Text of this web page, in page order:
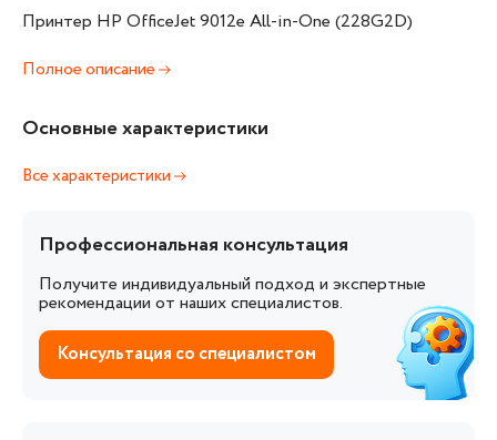
Принтер HP OfficeJet 9012e All-in-One (228G2D)
Полное описание
Основные характеристики
Все характеристики
Профессиональная консультация
Получите индивидуальный подход и экспертные
рекомендации от наших специалистов.
Консультация со специалистом